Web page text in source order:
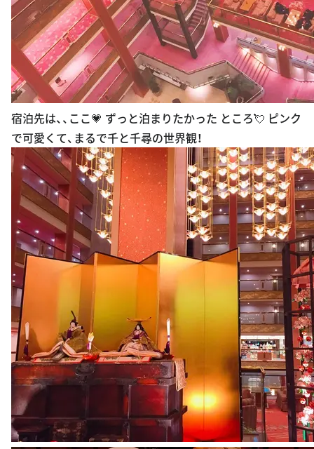
宿泊先は、、ここ💗 ずっと泊まりたかった ところ💘 ピンク
で可愛くて、まるで千と千尋の世界観！